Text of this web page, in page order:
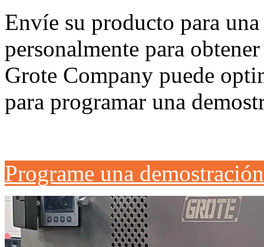
Envíe su producto para
personalmente para
Grote Company puede
para programar una
Programe una demostración